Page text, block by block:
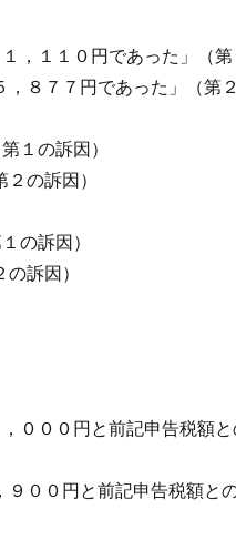
，１１０円であった」（第
８７７円であった」（第
１の訴因）
の訴因）
の訴因）
訴因）
０００円と前記申告税額
９００円と前記申告税額と